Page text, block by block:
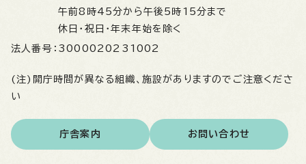
午前8時45分から午後5時15分まで
休日・祝日・年末年始を除く
法人番号： 3000020231002
(注)開庁時間が異なる組織、施設がありますのでご注意くださ
い
庁舎案内 お問い合わせ